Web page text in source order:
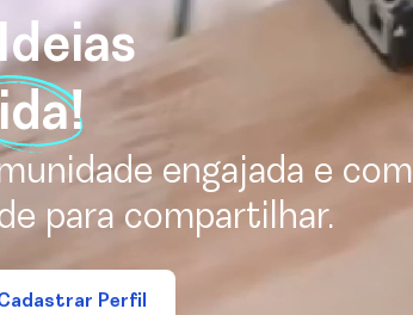
engajada e com
para compartilhar.
Perfil